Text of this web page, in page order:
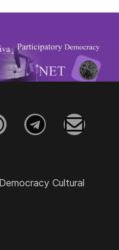
Cultural